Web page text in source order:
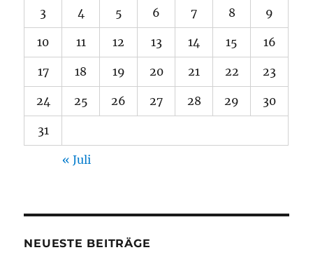
3 4 5 6 7 8 9
10 11 12 13 14 15 16
17 18 19 20 21 22 23
24 25 26 27 28 29 30
31
« Juli
NEUESTE BEITRÄGE